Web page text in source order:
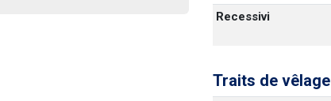
Recessivi
Traits de vêlage